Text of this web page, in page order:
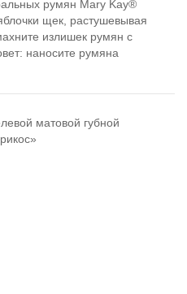
румян Mary Kay®
щек, растушевывая
излишек румян с
наносите румяна
матовой губной